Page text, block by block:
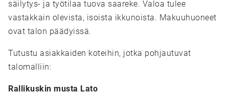
säilytys- ja työtilaa tuova saareke. Valoa tulee
vastakkain olevista, isoista ikkunoista. Makuuhuoneet
ovat talon päädyissä.
Tutustu asiakkaiden koteihin, jotka pohjautuvat
talomalliin:
Rallikuskin musta Lato